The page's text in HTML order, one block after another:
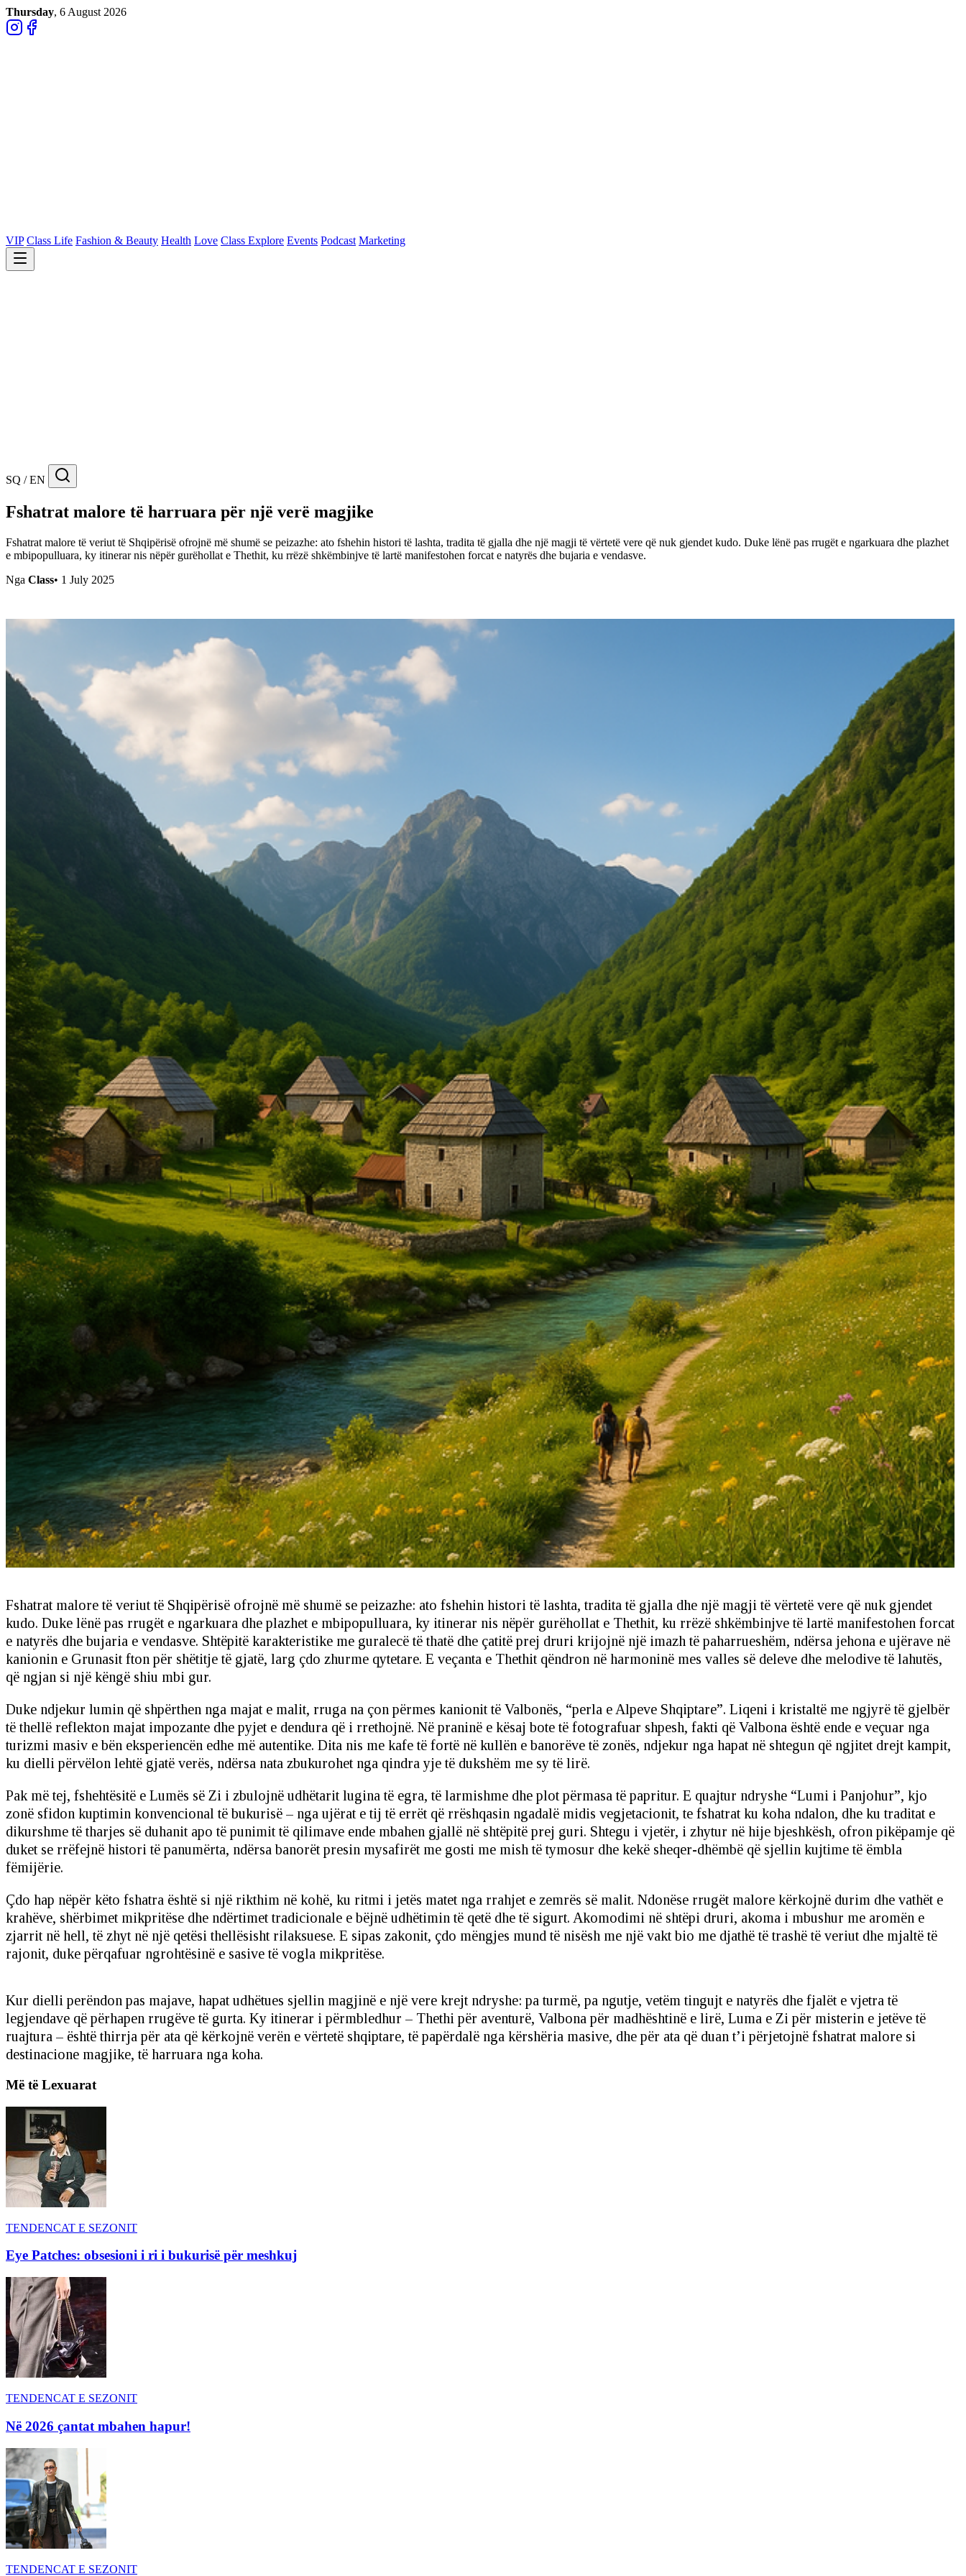
Thursday, 6 August 2026
VIP Class Life Fashion & Beauty Health Love Class Explore Events Podcast Marketing
SQ / EN
Fshatrat malore të harruara për një verë magjike
Fshatrat malore të veriut të Shqipërisë ofrojnë më shumë se peizazhe: ato fshehin histori të lashta, tradita të gjalla dhe një magji të vërtetë vere që nuk gjendet kudo. Duke lënë pas rrugët e ngarkuara dhe plazhet
e mbipopulluara, ky itinerar nis nëpër gurëhollat e Thethit, ku rrëzë shkëmbinjve të lartë manifestohen forcat e natyrës dhe bujaria e vendasve.
Nga Class• 1 July 2025
Fshatrat malore të veriut të Shqipërisë ofrojnë më shumë se peizazhe: ato fshehin histori të lashta, tradita të gjalla dhe një magji të vërtetë vere që nuk gjendet
kudo. Duke lënë pas rrugët e ngarkuara dhe plazhet e mbipopulluara, ky itinerar nis nëpër gurëhollat e Thethit, ku rrëzë shkëmbinjve të lartë manifestohen forcat
e natyrës dhe bujaria e vendasve. Shtëpitë karakteristike me guralecë të thatë dhe çatitë prej druri krijojnë një imazh të paharrueshëm, ndërsa jehona e ujërave në
kanionin e Grunasit fton për shëtitje të gjatë, larg çdo zhurme qytetare. E veçanta e Thethit qëndron në harmoninë mes valles së deleve dhe melodive të lahutës,
që ngjan si një këngë shiu mbi gur.
Duke ndjekur lumin që shpërthen nga majat e malit, rruga na çon përmes kanionit të Valbonës, “perla e Alpeve Shqiptare”. Liqeni i kristaltë me ngjyrë të gjelbër
të thellë reflekton majat impozante dhe pyjet e dendura që i rrethojnë. Në praninë e kësaj bote të fotografuar shpesh, fakti që Valbona është ende e veçuar nga
turizmi masiv e bën eksperiencën edhe më autentike. Dita nis me kafe të fortë në kullën e banorëve të zonës, ndjekur nga hapat në shtegun që ngjitet drejt kampit,
ku dielli përvëlon lehtë gjatë verës, ndërsa nata zbukurohet nga qindra yje të dukshëm me sy të lirë.
Pak më tej, fshehtësitë e Lumës së Zi i zbulojnë udhëtarit lugina të egra, të larmishme dhe plot përmasa të papritur. E quajtur ndryshe “Lumi i Panjohur”, kjo
zonë sfidon kuptimin konvencional të bukurisë – nga ujërat e tij të errët që rrëshqasin ngadalë midis vegjetacionit, te fshatrat ku koha ndalon, dhe ku traditat e
dikurshme të tharjes së duhanit apo të punimit të qilimave ende mbahen gjallë në shtëpitë prej guri. Shtegu i vjetër, i zhytur në hije bjeshkësh, ofron pikëpamje që
duket se rrëfejnë histori të panumërta, ndërsa banorët presin mysafirët me gosti me mish të tymosur dhe kekë sheqer-dhëmbë që sjellin kujtime të ëmbla
fëmijërie.
Çdo hap nëpër këto fshatra është si një rikthim në kohë, ku ritmi i jetës matet nga rrahjet e zemrës së malit. Ndonëse rrugët malore kërkojnë durim dhe vathët e
krahëve, shërbimet mikpritëse dhe ndërtimet tradicionale e bëjnë udhëtimin të qetë dhe të sigurt. Akomodimi në shtëpi druri, akoma i mbushur me aromën e
zjarrit në hell, të zhyt në një qetësi thellësisht rilaksuese. E sipas zakonit, çdo mëngjes mund të nisësh me një vakt bio me djathë të trashë të veriut dhe mjaltë të
rajonit, duke përqafuar ngrohtësinë e sasive të vogla mikpritëse.
Kur dielli perëndon pas majave, hapat udhëtues sjellin magjinë e një vere krejt ndryshe: pa turmë, pa ngutje, vetëm tingujt e natyrës dhe fjalët e vjetra të
legjendave që përhapen rrugëve të gurta. Ky itinerar i përmbledhur – Thethi për aventurë, Valbona për madhështinë e lirë, Luma e Zi për misterin e jetëve të
ruajtura – është thirrja për ata që kërkojnë verën e vërtetë shqiptare, të papërdalë nga kërshëria masive, dhe për ata që duan t’i përjetojnë fshatrat malore si
destinacione magjike, të harruara nga koha.
Më të Lexuarat
TENDENCAT E SEZONIT
Eye Patches: obsesioni i ri i bukurisë për meshkuj
TENDENCAT E SEZONIT
Në 2026 çantat mbahen hapur!
TENDENCAT E SEZONIT